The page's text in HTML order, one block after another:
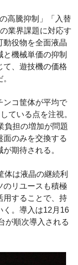
高騰抑制」「入替
業界課題に対応す
動役物を全面液晶
機械単価の抑制
て、遊技機の価格
ンコ筐体が平均で
ている点を注視。
負担の増加が問題
面のみを交換する
期待される。
体は液晶の継続利
のリユースも積極
用することで、持
く。導入は12月16
が順次導入される